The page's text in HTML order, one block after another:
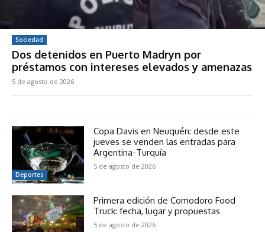
Sociedad
Dos detenidos en Puerto Madryn por
préstamos con intereses elevados y amenazas
5 de agosto de 2026
Deportes
Copa Davis en Neuquén: desde este
jueves se venden las entradas para
Argentina-Turquía
5 de agosto de 2026
Primera edición de Comodoro Food
Truck: fecha, lugar y propuestas
5 de agosto de 2026